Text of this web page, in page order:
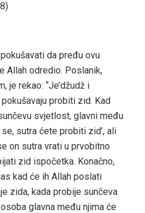
da pređu ovu
Allah odredio. Poslanik,
je rekao: “Je’džudž i
probiti zid. Kad
svjetlost, glavni među
sutra ćete probiti zid’, ali
on sutra vrati u prvobitno
zid ispočetka. Konačno,
kad će ih Allah poslati
zida, kada probije sunčeva
glavna među njima će